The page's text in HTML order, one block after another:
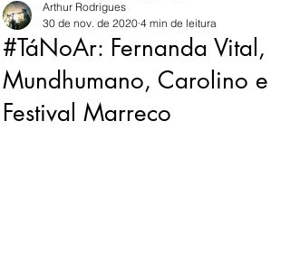
#TáNoAr: Fernanda Vital,
Mundhumano, Carolino e
Festival Marreco
Arthur Rodrigues
30 de nov. de 2020 4 min de leitura